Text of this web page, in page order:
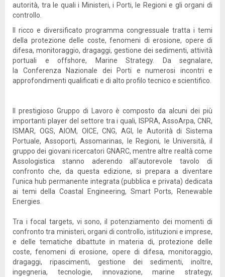
autorità, tra le quali i Ministeri, i Porti, le Regioni e gli organi di
controllo.
Il ricco e diversificato programma congressuale tratta i temi
della protezione delle coste, fenomeni di erosione, opere di
difesa, monitoraggio, dragaggi, gestione dei sedimenti, attività
portuali e offshore, Marine Strategy. Da segnalare,
la Conferenza Nazionale dei Porti e numerosi incontri e
approfondimenti qualificati e di alto profilo tecnico e scientifico.
Il prestigioso Gruppo di Lavoro è composto da alcuni dei più
importanti player del settore tra i quali, ISPRA, AssoArpa, CNR,
ISMAR, OGS, AIOM, OICE, CNG, AGI, le Autorità di Sistema
Portuale, Assoporti, Assomarinas, le Regioni, le Università, il
gruppo dei giovani ricercatori GNARC, mentre altre realtà come
Assologistica stanno aderendo all’autorevole tavolo di
confronto che, da questa edizione, si prepara a diventare
l’unica hub permanente integrata (pubblica e privata) dedicata
ai temi della Coastal Engineering, Smart Ports, Renewable
Energies.
Tra i focal targets, vi sono, il potenziamento dei momenti di
confronto tra ministeri, organi di controllo, istituzioni e imprese,
e delle tematiche dibattute in materia di, protezione delle
coste, fenomeni di erosione, opere di difesa, monitoraggio,
dragaggi, ripascimenti, gestione dei sedimenti, inoltre,
ingegneria, tecnologie, innovazione, marine strategy,